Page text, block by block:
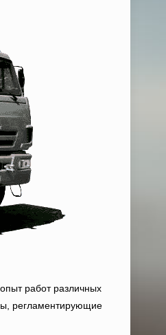
работ различных
регламентирующие